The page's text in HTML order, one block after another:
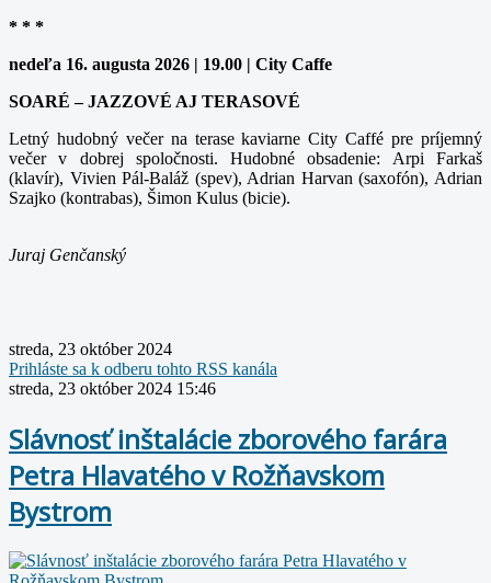
* * *
nedeľa 16. augusta 2026 | 19.00 | City Caffe
SOARÉ – JAZZOVÉ AJ TERASOVÉ
Letný hudobný večer na terase kaviarne City Caffé pre príjemný
večer v dobrej spoločnosti. Hudobné obsadenie: Arpi Farkaš
(klavír), Vivien Pál-Baláž (spev), Adrian Harvan (saxofón), Adrian
Szajko (kontrabas), Šimon Kulus (bicie).
Juraj Genčanský
streda, 23 október 2024
Prihláste sa k odberu tohto RSS kanála
streda, 23 október 2024 15:46
Slávnosť inštalácie zborového farára
Petra Hlavatého v Rožňavskom
Bystrom